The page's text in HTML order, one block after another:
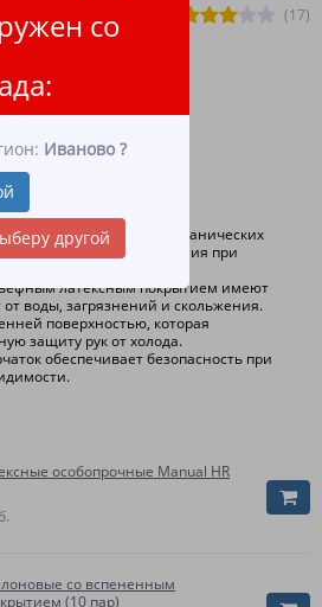
со
Иваново ?
другой
(17)
руки от холода и механических
для постоянного ношения при
латексным покрытием имеют
воды, загрязнений и скольжения.
поверхностью, которая
защиту рук от холода.
обеспечивает безопасность при
особопрочные Manual HR
со вспененным
(10 пар)